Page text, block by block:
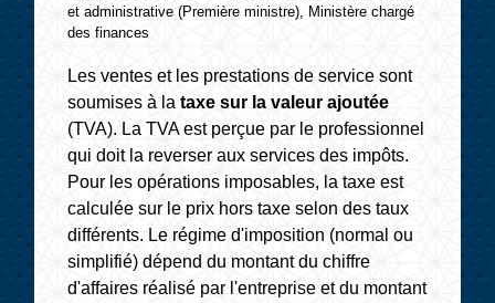
et administrative (Première ministre), Ministère chargé
des finances
Les ventes et les prestations de service sont
soumises à lataxe sur la valeur ajoutée
(TVA). La TVA est perçue par le professionnel
qui doit la reverser aux services des impôts.
Pour les opérations imposables, la taxe est
calculée sur le prix hors taxe selon des taux
différents. Le régime d'imposition (normal ou
simplifié) dépend du montant du chiffre
d'affaires réalisé par l'entreprise et du montant